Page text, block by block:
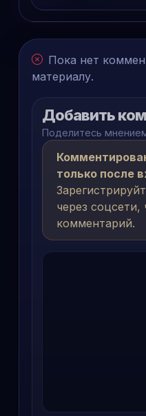
Пока нет
материалу.
Добавить
Поделитесь
только после
через соцсети,
комментарий.